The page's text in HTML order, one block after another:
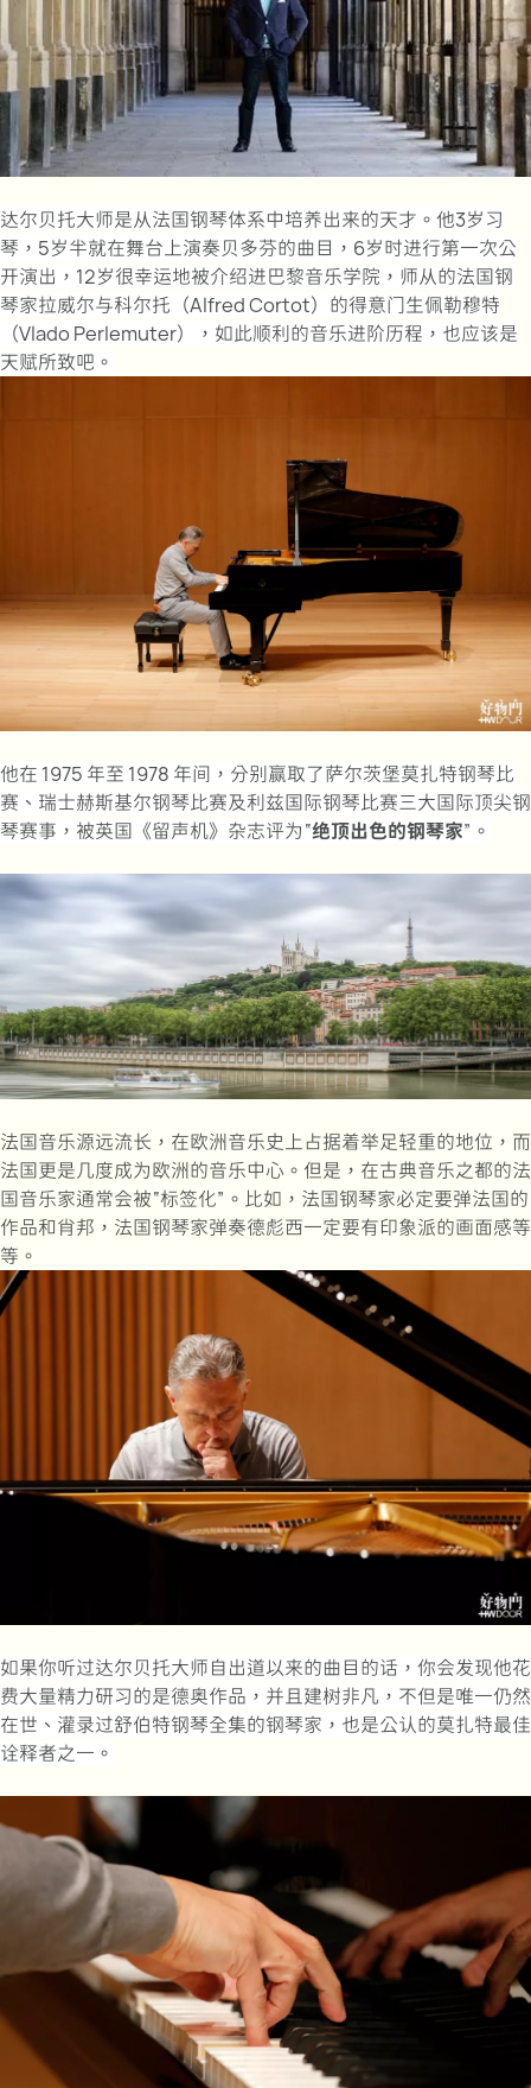
达尔贝托大师是从法国钢琴体系中培养出来的天才。他3岁习
琴，5岁半就在舞台上演奏贝多芬的曲目，6岁时进行第一次公
开演出，12岁很幸运地被介绍进巴黎音乐学院，师从的法国钢
琴家拉威尔与科尔托（Alfred Cortot）的得意门生佩勒穆特
（Vlado Perlemuter），如此顺利的音乐进阶历程，也应该是
天赋所致吧。
他在 1975 年至 1978 年间，分别赢取了萨尔茨堡莫扎特钢琴比
赛、瑞士赫斯基尔钢琴比赛及利兹国际钢琴比赛三大国际顶尖钢
琴赛事，被英国《留声机》杂志评为“绝顶出色的钢琴家”。
法国音乐源远流长，在欧洲音乐史上占据着举足轻重的地位，而
法国更是几度成为欧洲的音乐中心。但是，在古典音乐之都的法
国音乐家通常会被“标签化”。比如，法国钢琴家必定要弹法国的
作品和肖邦，法国钢琴家弹奏德彪西一定要有印象派的画面感等
等。
如果你听过达尔贝托大师自出道以来的曲目的话，你会发现他花
费大量精力研习的是德奥作品，并且建树非凡，不但是唯一仍然
在世、灌录过舒伯特钢琴全集的钢琴家，也是公认的莫扎特最佳
诠释者之一。